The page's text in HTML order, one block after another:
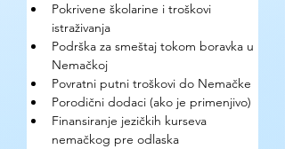
Pokrivene školarine i troškovi
istraživanja
Podrška za smeštaj tokom boravka u
Nemačkoj
Povratni putni troškovi do Nemačke
Porodični dodaci (ako je primenjivo)
Finansiranje jezičkih kurseva
nemačkog pre odlaska